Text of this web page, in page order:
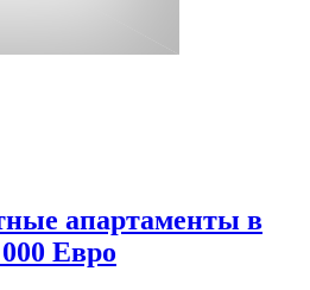
апартаменты в
Евро